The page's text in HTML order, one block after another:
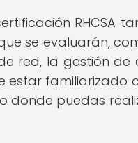
RHCSA
se evaluarán,
red, la gestión
estar familiarizado
puedas